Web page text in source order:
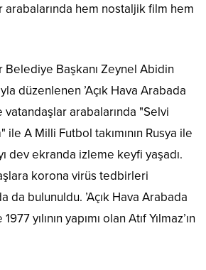
hem nostaljik film hem
Belediye Başkanı Zeynel Abidin
düzenlenen ’Açık Hava Arabada
vatandaşlar arabalarında "Selvi
ile A Milli Futbol takımının Rusya ile
dev ekranda izleme keyfi yaşadı.
korona virüs tedbirleri
da bulunuldu. ’Açık Hava Arabada
yılının yapımı olan Atıf Yılmaz’ın